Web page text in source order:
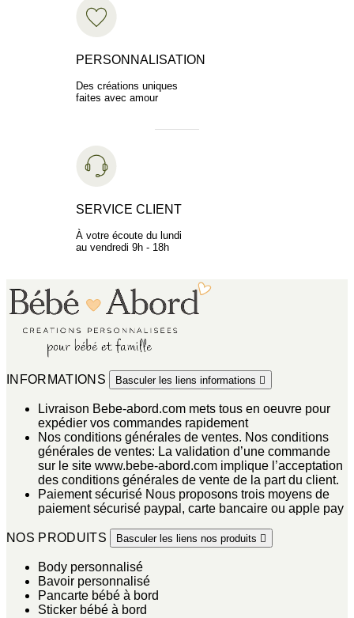
PERSONNALISATION
Des créations uniques
faites avec amour
SERVICE CLIENT
À votre écoute du lundi
au vendredi 9h - 18h
INFORMATIONS Basculer les liens informations 
Livraison Bebe-abord.com mets tous en oeuvre pour
expédier vos commandes rapidement
Nos conditions générales de ventes. Nos conditions
générales de ventes: La validation d’une commande
sur le site www.bebe-abord.com implique l’acceptation
des conditions générales de vente de la part du client.
Paiement sécurisé Nous proposons trois moyens de
paiement sécurisé paypal, carte bancaire ou apple pay
NOS PRODUITS Basculer les liens nos produits 
Body personnalisé
Bavoir personnalisé
Pancarte bébé à bord
Sticker bébé à bord